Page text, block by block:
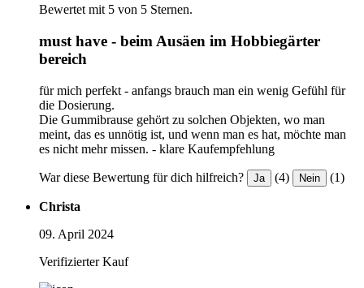
Bewertet mit 5 von 5 Sternen.
must have - beim Ausäen im Hobbiegärter
bereich
für mich perfekt - anfangs brauch man ein wenig Gefühl für
die Dosierung.
Die Gummibrause gehört zu solchen Objekten, wo man
meint, das es unnötig ist, und wenn man es hat, möchte man
es nicht mehr missen. - klare Kaufempfehlung
War diese Bewertung für dich hilfreich? Ja (4) Nein (1)
Christa
09. April 2024
Verifizierter Kauf